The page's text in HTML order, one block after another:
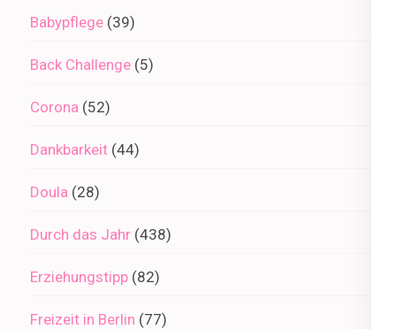
Babypflege (39)
Back Challenge (5)
Corona (52)
Dankbarkeit (44)
Doula (28)
Durch das Jahr (438)
Erziehungstipp (82)
Freizeit in Berlin (77)